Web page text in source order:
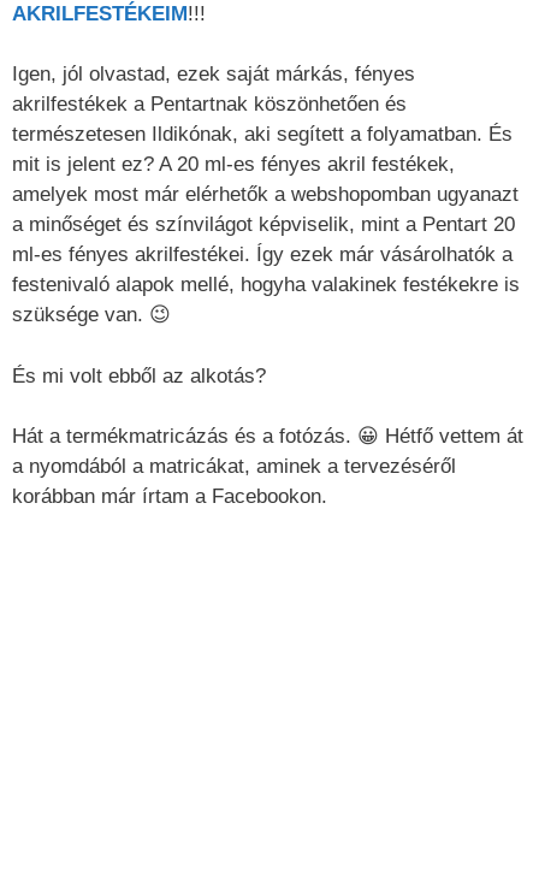
AKRILFESTÉKEIM!!!
Igen, jól olvastad, ezek saját márkás, fényes
akrilfestékek a Pentartnak köszönhetően és
természetesen Ildikónak, aki segített a folyamatban. És
mit is jelent ez? A 20 ml-es fényes akril festékek,
amelyek most már elérhetők a webshopomban ugyanazt
a minőséget és színvilágot képviselik, mint a Pentart 20
ml-es fényes akrilfestékei. Így ezek már vásárolhatók a
festenivaló alapok mellé, hogyha valakinek festékekre is
szüksége van. 😉
És mi volt ebből az alkotás?
Hát a termékmatricázás és a fotózás. 😀 Hétfő vettem át
a nyomdából a matricákat, aminek a tervezéséről
korábban már írtam a Facebookon.